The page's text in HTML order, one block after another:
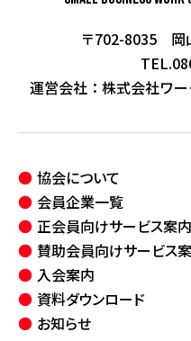
〒702-8035 岡
運営会社： 株式会社ワ
協会について
会員企業一覧
正会員向けサービス案内
賛助会員向けサービス
入会案内
資料ダウンロード
お知らせ